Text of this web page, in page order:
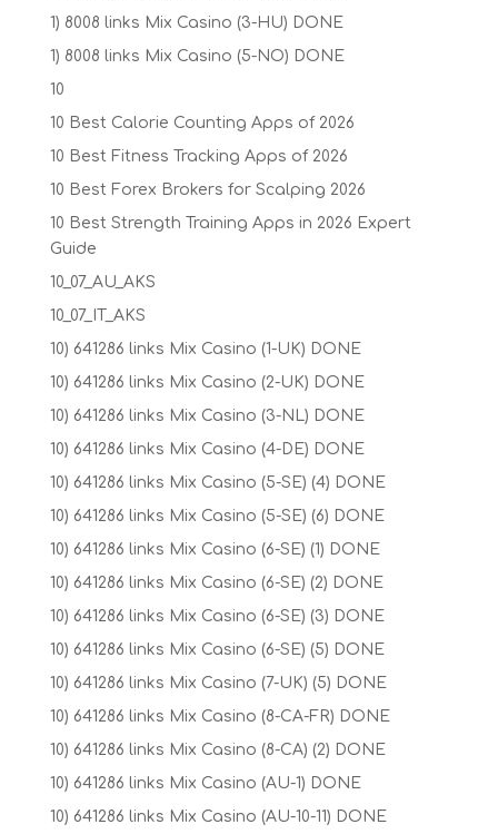
1) 8008 links Mix Casino (3-HU) DONE
1) 8008 links Mix Casino (5-NO) DONE
10
10 Best Calorie Counting Apps of 2026
10 Best Fitness Tracking Apps of 2026
10 Best Forex Brokers for Scalping 2026
10 Best Strength Training Apps in 2026 Expert
Guide
10_07_AU_AKS
10_07_IT_AKS
10) 641286 links Mix Casino (1-UK) DONE
10) 641286 links Mix Casino (2-UK) DONE
10) 641286 links Mix Casino (3-NL) DONE
10) 641286 links Mix Casino (4-DE) DONE
10) 641286 links Mix Casino (5-SE) (4) DONE
10) 641286 links Mix Casino (5-SE) (6) DONE
10) 641286 links Mix Casino (6-SE) (1) DONE
10) 641286 links Mix Casino (6-SE) (2) DONE
10) 641286 links Mix Casino (6-SE) (3) DONE
10) 641286 links Mix Casino (6-SE) (5) DONE
10) 641286 links Mix Casino (7-UK) (5) DONE
10) 641286 links Mix Casino (8-CA-FR) DONE
10) 641286 links Mix Casino (8-CA) (2) DONE
10) 641286 links Mix Casino (AU-1) DONE
10) 641286 links Mix Casino (AU-10-11) DONE